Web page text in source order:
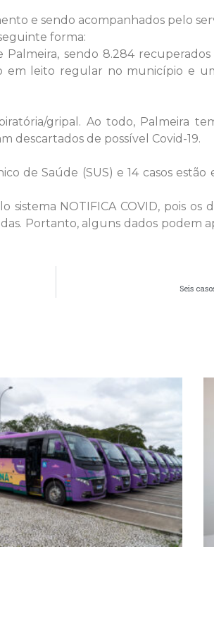
e sendo acompanhados pelo
forma:
sendo 8.284
em leito regular no município e
gripal. Ao todo, Palmeira
descartados de possível Covid-19.
de Saúde (SUS) e 14 casos
sistema NOTIFICA COVID, pois
Portanto, alguns dados podem
Seis